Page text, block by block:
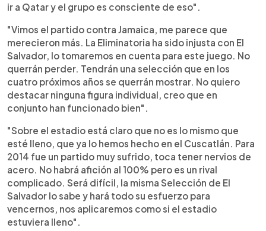
ir a Qatar y el grupo es consciente de eso".
"Vimos el partido contra Jamaica, me parece que
merecieron más. La Eliminatoria ha sido injusta con El
Salvador, lo tomaremos en cuenta para este juego. No
querrán perder. Tendrán una selección que en los
cuatro próximos años se querrán mostrar. No quiero
destacar ninguna figura individual, creo que en
conjunto han funcionado bien".
"Sobre el estadio está claro que no es lo mismo que
esté lleno, que ya lo hemos hecho en el Cuscatlán. Para
2014 fue un partido muy sufrido, toca tener nervios de
acero. No habrá afición al 100% pero es un rival
complicado. Será difícil, la misma Selección de El
Salvador lo sabe y hará todo su esfuerzo para
vencernos, nos aplicaremos como si el estadio
estuviera lleno".